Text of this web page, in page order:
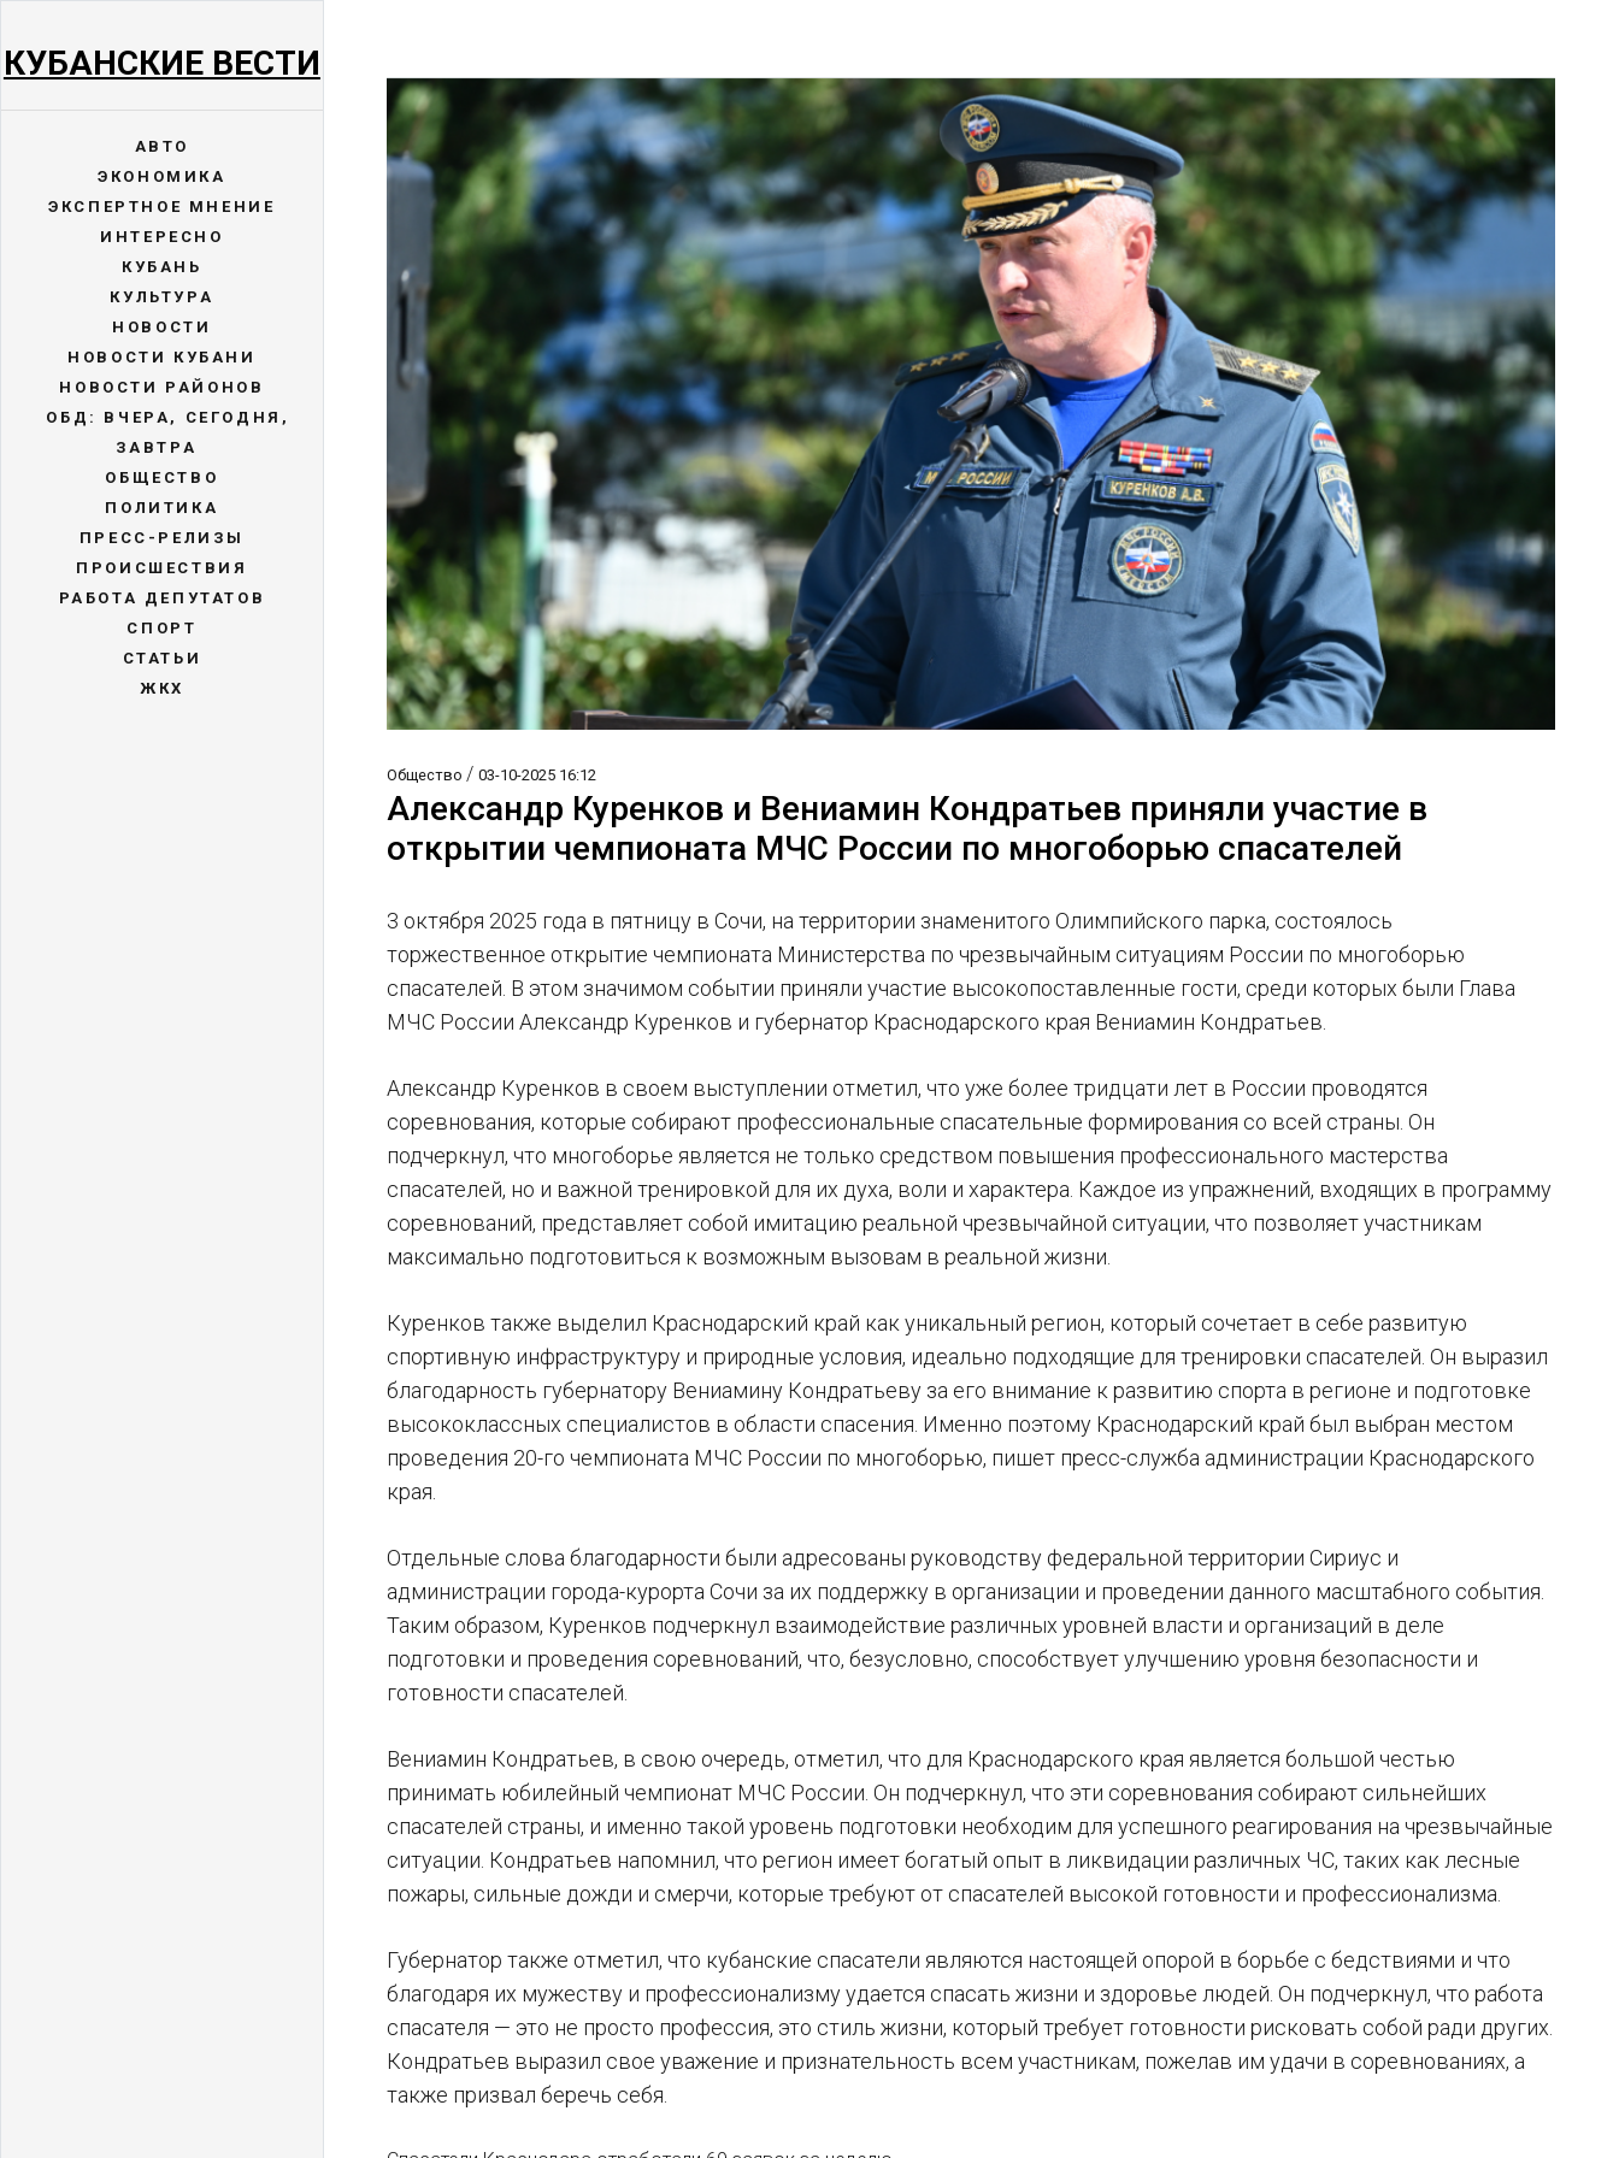
КУБАНСКИЕ ВЕСТИ
АВТО
ЭКОНОМИКА
ЭКСПЕРТНОЕ МНЕНИЕ
ИНТЕРЕСНО
КУБАНЬ
КУЛЬТУРА
НОВОСТИ
НОВОСТИ КУБАНИ
НОВОСТИ РАЙОНОВ
ОБД: ВЧЕРА, СЕГОДНЯ,
ЗАВТРА
ОБЩЕСТВО
ПОЛИТИКА
ПРЕСС-РЕЛИЗЫ
ПРОИСШЕСТВИЯ
РАБОТА ДЕПУТАТОВ
СПОРТ
СТАТЬИ
ЖКХ
Общество/03-10-2025 16:12
Александр Куренков и Вениамин Кондратьев приняли участие в
открытии чемпионата МЧС России по многоборью спасателей
3 октября 2025 года в пятницу в Сочи, на территории знаменитого Олимпийского парка, состоялось
торжественное открытие чемпионата Министерства по чрезвычайным ситуациям России по многоборью
спасателей. В этом значимом событии приняли участие высокопоставленные гости, среди которых были Глава
МЧС России Александр Куренков и губернатор Краснодарского края Вениамин Кондратьев.
Александр Куренков в своем выступлении отметил, что уже более тридцати лет в России проводятся
соревнования, которые собирают профессиональные спасательные формирования со всей страны. Он
подчеркнул, что многоборье является не только средством повышения профессионального мастерства
спасателей, но и важной тренировкой для их духа, воли и характера. Каждое из упражнений, входящих в программу
соревнований, представляет собой имитацию реальной чрезвычайной ситуации, что позволяет участникам
максимально подготовиться к возможным вызовам в реальной жизни.
Куренков также выделил Краснодарский край как уникальный регион, который сочетает в себе развитую
спортивную инфраструктуру и природные условия, идеально подходящие для тренировки спасателей. Он выразил
благодарность губернатору Вениамину Кондратьеву за его внимание к развитию спорта в регионе и подготовке
высококлассных специалистов в области спасения. Именно поэтому Краснодарский край был выбран местом
проведения 20-го чемпионата МЧС России по многоборью, пишет пресс-служба администрации Краснодарского
края.
Отдельные слова благодарности были адресованы руководству федеральной территории Сириус и
администрации города-курорта Сочи за их поддержку в организации и проведении данного масштабного события.
Таким образом, Куренков подчеркнул взаимодействие различных уровней власти и организаций в деле
подготовки и проведения соревнований, что, безусловно, способствует улучшению уровня безопасности и
готовности спасателей.
Вениамин Кондратьев, в свою очередь, отметил, что для Краснодарского края является большой честью
принимать юбилейный чемпионат МЧС России. Он подчеркнул, что эти соревнования собирают сильнейших
спасателей страны, и именно такой уровень подготовки необходим для успешного реагирования на чрезвычайные
ситуации. Кондратьев напомнил, что регион имеет богатый опыт в ликвидации различных ЧС, таких как лесные
пожары, сильные дожди и смерчи, которые требуют от спасателей высокой готовности и профессионализма.
Губернатор также отметил, что кубанские спасатели являются настоящей опорой в борьбе с бедствиями и что
благодаря их мужеству и профессионализму удается спасать жизни и здоровье людей. Он подчеркнул, что работа
спасателя — это не просто профессия, это стиль жизни, который требует готовности рисковать собой ради других.
Кондратьев выразил свое уважение и признательность всем участникам, пожелав им удачи в соревнованиях, а
также призвал беречь себя.